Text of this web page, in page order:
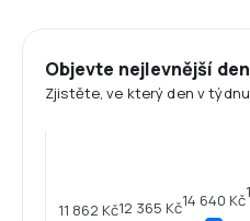
Objevte nejlevnější
Zjistěte, ve který den v
11 862 Kč12 365 Kč14 640 Kč